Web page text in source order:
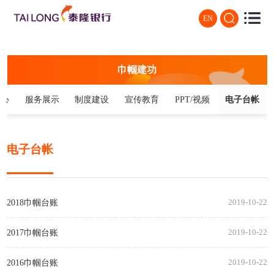
EN
巾帼建功
服务展示 制度建设 宣传教育 PPT/视频 电子台帐
电子台帐
2018巾帼台账 2019-10-22
2017巾帼台账 2019-10-22
2016巾帼台账 2019-10-22